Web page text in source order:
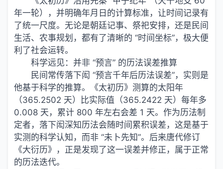
年一轮），并明确年月日的计算标准，让时间记录有
了统一尺度。无论是朝廷记事、祭祀安排，还是民间
生活、农事规划，都有了清晰的 “时间坐标”，极大便
利了社会运转。
科学远见：并非 “预言” 的历法误差推算
民间常传落下闳 “预言千年后历法误差”，实则是
他基于科学的推算。《太初历》测算的太阳年
（365.2502 天）比实际值（365.2422 天）每年多
0.008 天，累计 800 年左右会差 1 天。作为历法制
定者，落下闳深知历法会随时间累积误差，这是基于
实测的科学认知，而非 “未卜先知”。后来唐代修订
《大衍历》，正是发现了这一误差并修正，属于正常
的历法迭代。